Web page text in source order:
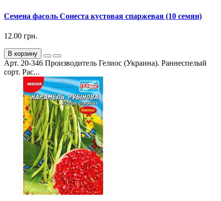
Семена фасоль Сонеста кустовая спаржевая (10 семян)
12.00 грн.
В корзину
Арт. 20-346 Производитель Гелиос (Украина). Раннеспелый
сорт. Рас...